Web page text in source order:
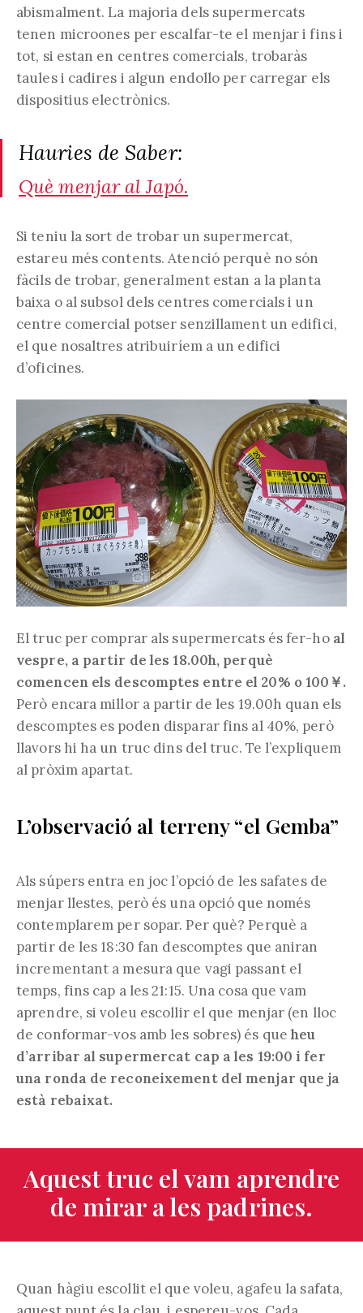
abismalment. La majoria dels supermercats
tenen microones per escalfar-te el menjar i fins i
tot, si estan en centres comercials, trobaràs
taules i cadires i algun endollo per carregar els
dispositius electrònics.
Hauries de Saber:
Què menjar al Japó.
Si teniu la sort de trobar un supermercat,
estareu més contents. Atenció perquè no són
fàcils de trobar, generalment estan a la planta
baixa o al subsol dels centres comercials i un
centre comercial potser senzillament un edifici,
el que nosaltres atribuiríem a un edifici
d’oficines.
El truc per comprar als supermercats és fer-ho al
vespre, a partir de les 18.00h, perquè
comencen els descomptes entre el 20% o 100￥.
Però encara millor a partir de les 19.00h quan els
descomptes es poden disparar fins al 40%, però
llavors hi ha un truc dins del truc. Te l’expliquem
al pròxim apartat.
L’observació al terreny “el Gemba”
Als súpers entra en joc l’opció de les safates de
menjar llestes, però és una opció que només
contemplarem per sopar. Per què? Perquè a
partir de les 18:30 fan descomptes que aniran
incrementant a mesura que vagi passant el
temps, fins cap a les 21:15. Una cosa que vam
aprendre, si voleu escollir el que menjar (en lloc
de conformar-vos amb les sobres) és queheu
d’arribar al supermercat cap a les 19:00 i fer
una ronda de reconeixement del menjar que ja
està rebaixat.
Aquest truc el vam aprendre
de mirar a les padrines.
Quan hàgiu escollit el que voleu, agafeu la safata,